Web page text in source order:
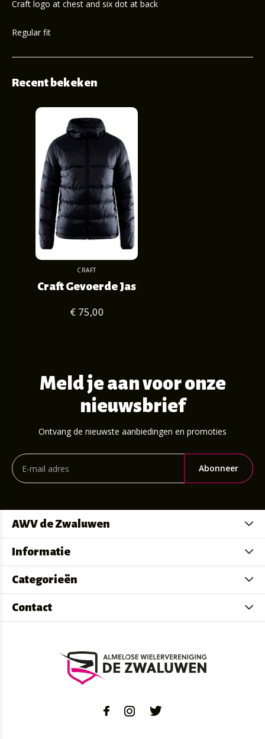
Craft logo at chest and six dot at back
Regular fit
Recent bekeken
CRAFT
Craft Gevoerde Jas
€ 75,00
Meld je aan voor onze
nieuwsbrief
Ontvang de nieuwste aanbiedingen en promoties
Abonneer
AWV de Zwaluwen
Informatie
Categorieën
Contact